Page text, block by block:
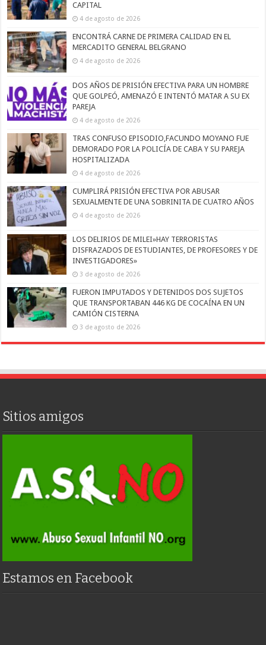
CAPITAL
4 de agosto de 2026
ENCONTRÁ CARNE DE PRIMERA CALIDAD EN EL
MERCADITO GENERAL BELGRANO
4 de agosto de 2026
DOS AÑOS DE PRISIÓN EFECTIVA PARA UN HOMBRE
QUE GOLPEÓ, AMENAZÓ E INTENTÓ MATAR A SU EX
PAREJA
4 de agosto de 2026
TRAS CONFUSO EPISODIO,FACUNDO MOYANO FUE
DEMORADO POR LA POLICÍA DE CABA Y SU PAREJA
HOSPITALIZADA
4 de agosto de 2026
CUMPLIRÁ PRISIÓN EFECTIVA POR ABUSAR
SEXUALMENTE DE UNA SOBRINITA DE CUATRO AÑOS
4 de agosto de 2026
LOS DELIRIOS DE MILEI»HAY TERRORISTAS
DISFRAZADOS DE ESTUDIANTES, DE PROFESORES Y DE
INVESTIGADORES»
3 de agosto de 2026
FUERON IMPUTADOS Y DETENIDOS DOS SUJETOS
QUE TRANSPORTABAN 446 KG DE COCAÍNA EN UN
CAMIÓN CISTERNA
3 de agosto de 2026
Sitios amigos
Estamos en Facebook